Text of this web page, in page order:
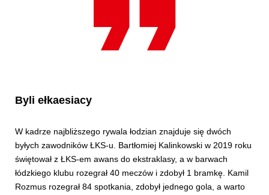
Byli ełkaesiacy
W kadrze najbliższego rywala łodzian znajduje się dwóch
byłych zawodników ŁKS-u. Bartłomiej Kalinkowski w 2019 roku
świętował z ŁKS-em awans do ekstraklasy, a w barwach
łódzkiego klubu rozegrał 40 meczów i zdobył 1 bramkę. Kamil
Rozmus rozegrał 84 spotkania, zdobył jednego gola, a warto